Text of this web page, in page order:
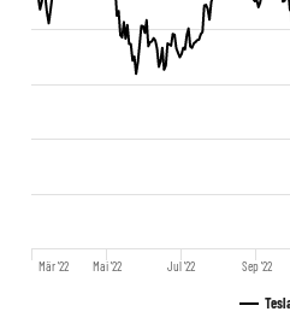
Mär '22 Mai '22 Jul '22 Sep '22